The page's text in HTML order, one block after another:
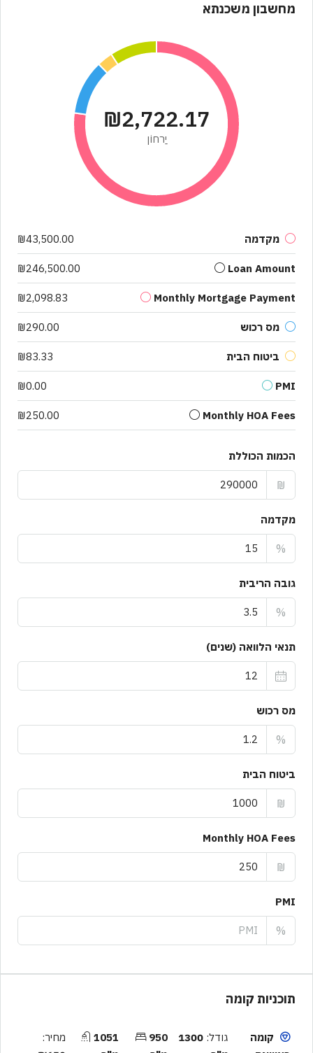
מחשבון משכנתא
₪2,722.17
יַרחוֹן
מקדמה ₪43,500.00
Loan Amount
₪246,500.00
Monthly Mortgage Payment
₪2,098.83
מס רכוש ₪290.00
ביטוח הבית ₪83.33
PMI
₪0.00
Monthly HOA Fees
₪250.00
הכמות הכוללת
₪
מקדמה
%
גובה הריבית
%
תנאי הלוואה (שנים)
מס רכוש
%
ביטוח הבית
₪
Monthly HOA Fees
₪
PMI
%
תוכניות קומה
קומה
גודל:1300
950
1051
מחיר: